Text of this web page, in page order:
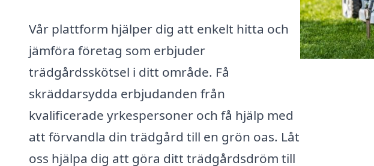
Vår plattform hjälper dig att enkelt hitta och
jämföra företag som erbjuder
trädgårdsskötsel i ditt område. Få
skräddarsydda erbjudanden från
kvalificerade yrkespersoner och få hjälp med
att förvandla din trädgård till en grön oas. Låt
oss hjälpa dig att göra ditt trädgårdsdröm till